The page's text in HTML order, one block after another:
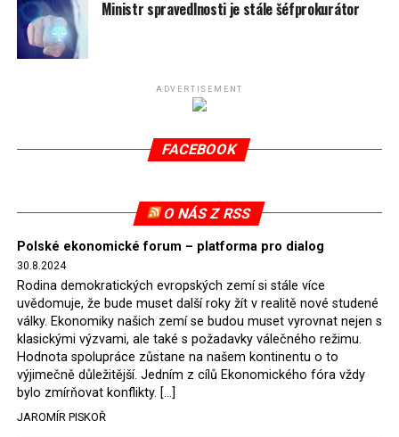
spotřeby.
Připomeňme, že ukončení těžby hnědého uhlí pro
(SDEU) v souvislosti se stížnostmi českých samospráv
verdiktem španělské soudkyně Rosario Silva de Lapureta
tomuto rozhodnutí nevyhověla, proto na žádost
2022, než byl tento případ z důvodu uzavření dohody
Polska s Českou republikou o odstranění příčin sporu o
důl Turów vymazán z rejstříku tribunálu. Celkem si
Polsko nechalo z přiznaných evropských fondů odečíst
asi 70 milionů eur na pokutách a 45 milionů eur
zaplatilo jako odškodnění České republice – ale jak důl,
tak elektrárna nadále fungovaly. Už tehdy zástupci
tehdejší opozice a dnes vládnoucí koalice, jako
místopředseda Občanské platformy (PO) Rafał
Ministr spravedlnosti je stále šéfprokurátor
ADVERTISEMENT
FACEBOOK
O NÁS Z RSS
Polské ekonomické forum – platforma pro dialog
30.8.2024
Rodina demokratických evropských zemí si stále více
uvědomuje, že bude muset další roky žít v realitě nové studené
války. Ekonomiky našich zemí se budou muset vyrovnat nejen s
klasickými výzvami, ale také s požadavky válečného režimu.
Hodnota spolupráce zůstane na našem kontinentu o to
výjimečně důležitější. Jedním z cílů Ekonomického fóra vždy
bylo zmírňovat konflikty. […]
JAROMÍR PISKOŘ